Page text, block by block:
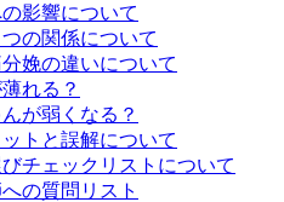
影響について
の関係について
娩の違いについて
れる？
が弱くなる？
トと誤解について
チェックリストについて
の質問リスト